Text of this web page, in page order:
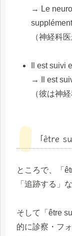
→ Le
（神経科
Il est suivi
→ Il est
（彼は神
「être
ところで、「
「追跡する」
そして「être
的に診察・フ